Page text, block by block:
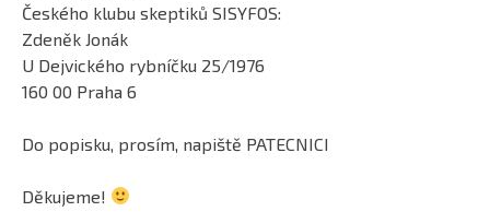
Českého klubu skeptiků SISYFOS:
Zdeněk Jonák
U Dejvického rybníčku 25/1976
160 00 Praha 6
Do popisku, prosím, napiště PATECNICI
Děkujeme!